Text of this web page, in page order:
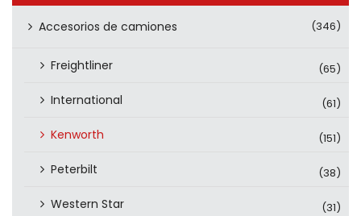
Accesorios de camiones (346)
Freightliner (65)
International (61)
Kenworth (151)
Peterbilt (38)
Western Star (31)